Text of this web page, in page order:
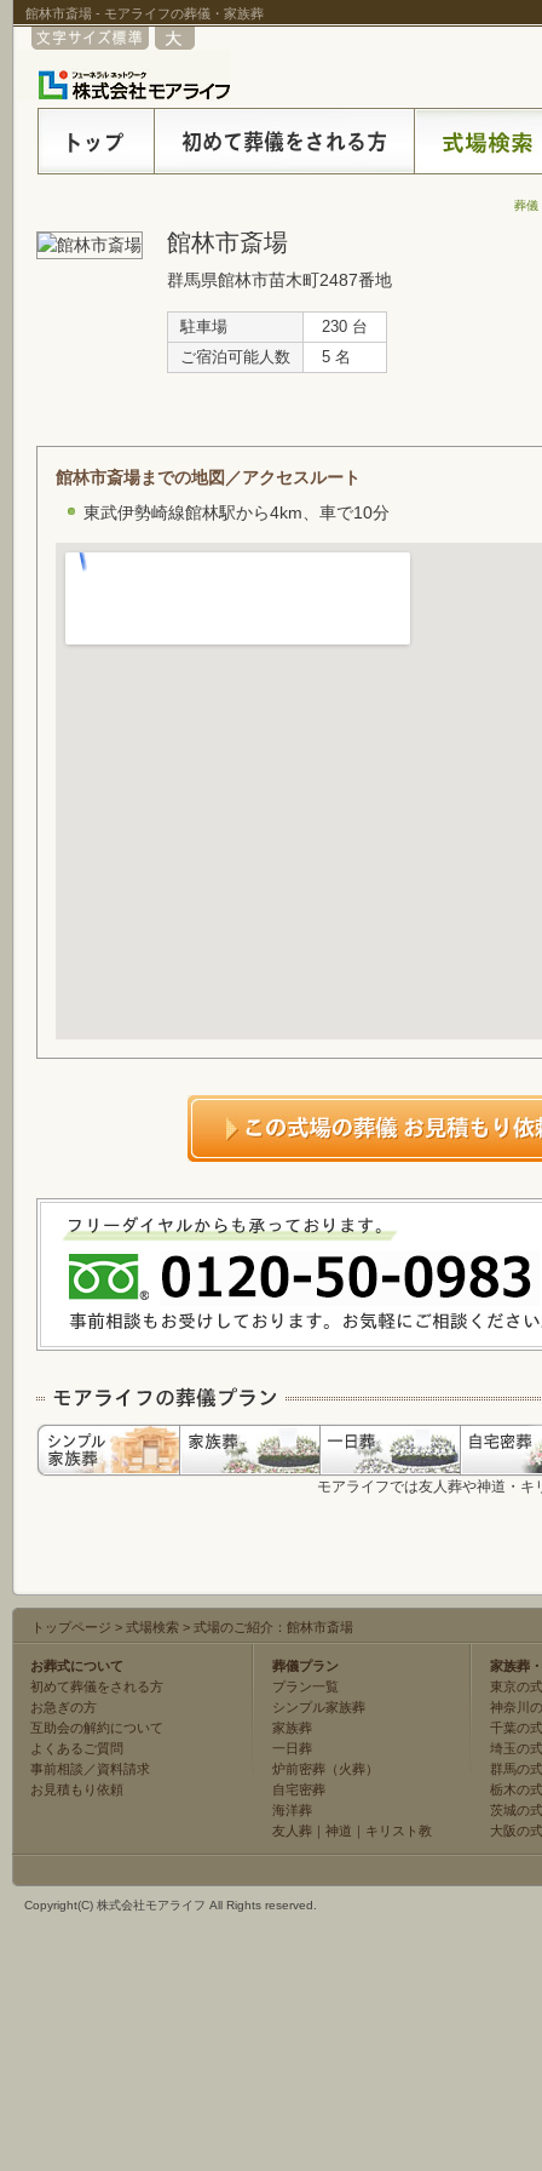
館林市斎場 - モアライフの葬儀・家族葬
葬儀
館林市斎場
群馬県館林市苗木町2487番地
駐車場
230 台
ご宿泊可能人数
5 名
館林市斎場までの地図／アクセスルート
東武伊勢崎線館林駅から4km、車で10分
モアライフでは友人葬や神道・
トップページ > 式場検索 > 式場のご紹介：館林市斎場
お葬式について
初めて葬儀をされる方
お急ぎの方
互助会の解約について
よくあるご質問
事前相談／資料請求
お見積もり依頼
葬儀プラン
プラン一覧
シンプル家族葬
家族葬
一日葬
炉前密葬（火葬）
自宅密葬
海洋葬
友人葬 ｜ 神道 ｜ キリスト教
家族葬
東京の
神奈川
千葉の
埼玉の
群馬の
栃木の
茨城の
大阪の
Copyright(C) 株式会社モアライフ All Rights reserved.